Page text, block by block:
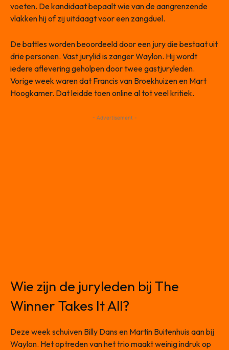
voeten. De kandidaat bepaalt wie van de aangrenzende
vlakken hij of zij uitdaagt voor een zangduel.
De battles worden beoordeeld door een jury die bestaat uit
drie personen. Vast jurylid is zanger Waylon. Hij wordt
iedere aflevering geholpen door twee gastjuryleden.
Vorige week waren dat Francis van Broekhuizen en Mart
Hoogkamer. Dat leidde toen online al tot veel kritiek.
- Advertisement -
Wie zijn de juryleden bij The
Winner Takes It All?
Deze week schuiven Billy Dans en Martin Buitenhuis aan bij
Waylon. Het optreden van het trio maakt weinig indruk op